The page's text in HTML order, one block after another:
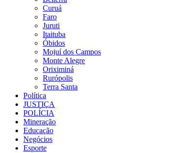
Curuá
Faro
Juruti
Itaituba
Óbidos
Mojuí dos Campos
Monte Alegre
Oriximiná
Rurópolis
Terra Santa
Política
JUSTIÇA
POLÍCIA
Mineração
Educação
Negócios
Esporte